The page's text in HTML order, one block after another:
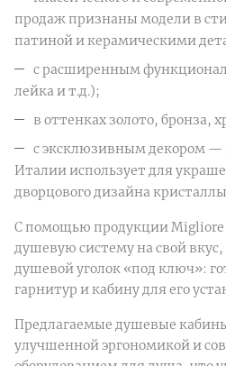
продаж признаны модели в
патиной и керамическими
с расширенным
лейка и т.д.);
в оттенках золото, бронза,
с эксклюзивным декором —
Италии использует для
дворцового дизайна
С помощью продукции Migliore
душевую систему на свой
душевой уголок «под ключ»:
гарнитур и кабину для его
Предлагаемые душевые
улучшенной эргономикой и